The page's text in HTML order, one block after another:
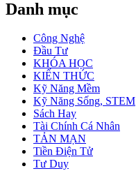
Danh mục
Công Nghệ
Đầu Tư
KHÓA HỌC
KIẾN THỨC
Kỹ Năng Mềm
Kỹ Năng Sống, STEM
Sách Hay
Tài Chính Cá Nhân
TẢN MẠN
Tiền Điện Tử
Tư Duy